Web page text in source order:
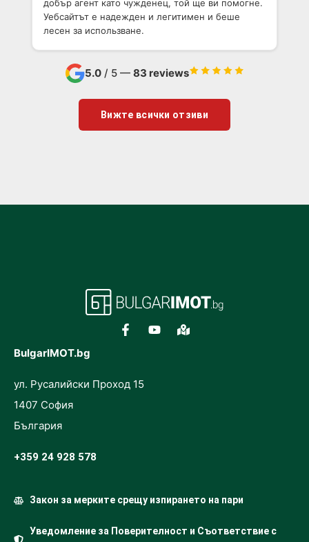
добър агент като чужденец, той ще ви помогне.
Уебсайтът е надежден и легитимен и беше
лесен за использване.
5.0/ 5 — 83 reviews
Вижте всички отзиви
BulgarIMOT.bg
ул. Русалийски Проход 15
1407 София
България
+359 24 928 578
Закон за мерките срещу изпирането на пари
Уведомление за Поверителност и Съответствие с